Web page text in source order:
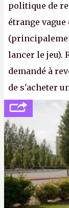
politique de
étrange
lancer le jeu).
demandé à
de s'acheter
peine 2 000
cher payé que
apprendra
Gabe Newell